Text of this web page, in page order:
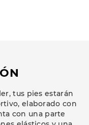
tus pies estarán
elaborado con
con una parte